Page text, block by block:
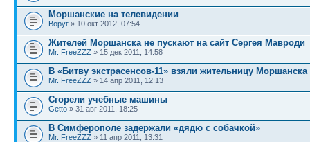
Моршанские на телевидении
Воруг » 10 окт 2012, 07:54
Жителей Моршанска не пускают на сайт Сергея Мавроди
Mr. FreeZZZ » 15 дек 2011, 14:58
В «Битву экстрасенсов-11» взяли жительницу Моршанска
Mr. FreeZZZ » 14 апр 2011, 12:13
Сгорели учебные машины
Getto » 31 авг 2011, 18:25
В Симферополе задержали «дядю с собачкой»
Mr. FreeZZZ » 11 апр 2011, 13:31